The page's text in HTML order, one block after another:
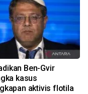
Ben-Gvir
kasus
aktivis flotila